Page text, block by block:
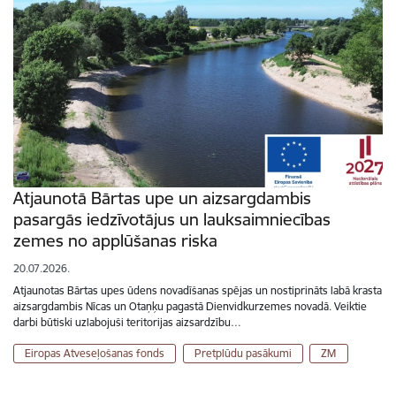
Atjaunotā Bārtas upe un aizsargdambis
pasargās iedzīvotājus un lauksaimniecības
zemes no applūšanas riska
20.07.2026.
Atjaunotas Bārtas upes ūdens novadīšanas spējas un nostiprināts labā krasta
aizsargdambis Nīcas un Otaņķu pagastā Dienvidkurzemes novadā. Veiktie
darbi būtiski uzlabojuši teritorijas aizsardzību…
Eiropas Atveseļošanas fonds Pretplūdu pasākumi ZM